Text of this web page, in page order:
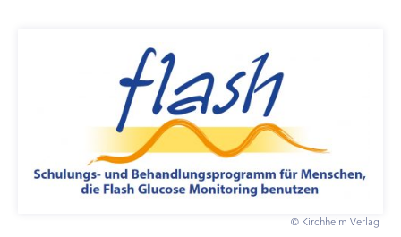
© Kirchheim Verlag